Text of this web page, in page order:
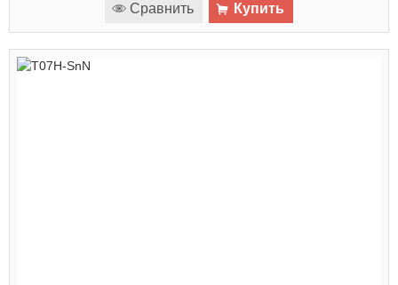
Сравнить Купить